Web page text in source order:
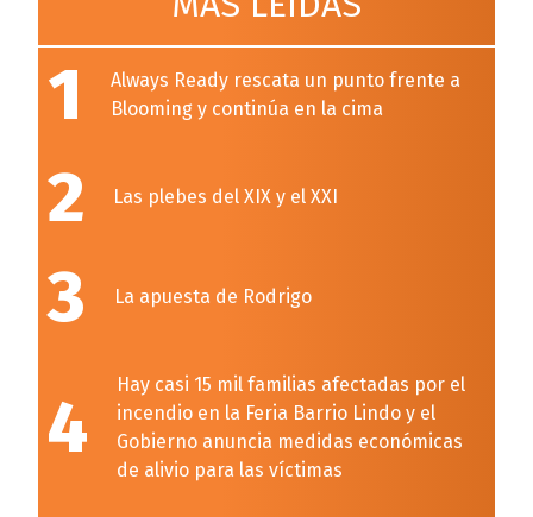
1
Always Ready rescata un punto frente a
Blooming y continúa en la cima
2 Las plebes del XIX y el XXI
3 La apuesta de Rodrigo
4
Hay casi 15 mil familias afectadas por el
incendio en la Feria Barrio Lindo y el
Gobierno anuncia medidas económicas
de alivio para las víctimas